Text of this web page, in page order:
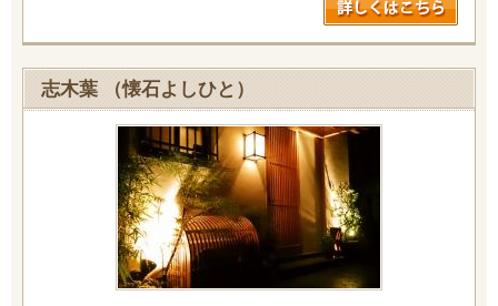
志木葉 （懐石よしひと）